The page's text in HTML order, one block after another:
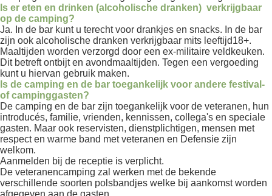
Is er eten en drinken (alcoholische dranken) verkrijgbaar
op de camping?
Ja. In de bar kunt u terecht voor drankjes en snacks. In de bar
zijn ook alcoholische dranken verkrijgbaar mits leeftijd18+.
Maaltijden worden verzorgd door een ex-militaire veldkeuken.
Dit betreft ontbijt en avondmaaltijden. Tegen een vergoeding
kunt u hiervan gebruik maken.
Is de camping en de bar toegankelijk voor andere festival-
of campinggasten?
De camping en de bar zijn toegankelijk voor de veteranen, hun
introducés, familie, vrienden, kennissen, collega's en speciale
gasten. Maar ook reservisten, dienstplichtigen, mensen met
respect en warme band met veteranen en Defensie zijn
welkom.
Aanmelden bij de receptie is verplicht.
De veteranencamping zal werken met de bekende
verschillende soorten polsbandjes welke bij aankomst worden
afgegeven aan de gasten.